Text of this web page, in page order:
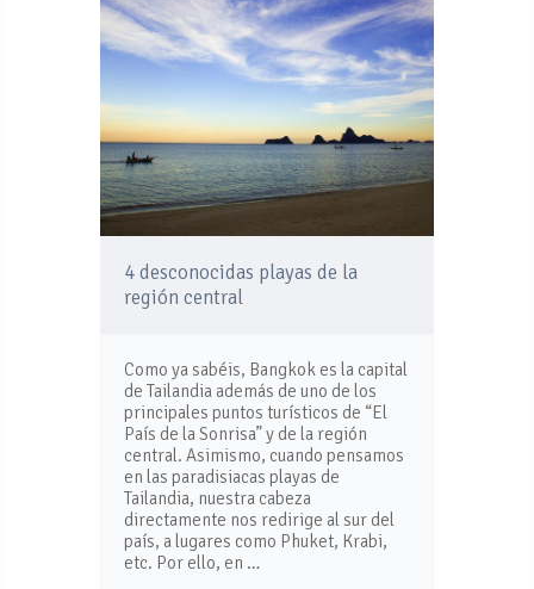
4 desconocidas playas de la
región central
Como ya sabéis, Bangkok es la capital
de Tailandia además de uno de los
principales puntos turísticos de “El
País de la Sonrisa” y de la región
central. Asimismo, cuando pensamos
en las paradisiacas playas de
Tailandia, nuestra cabeza
directamente nos redirige al sur del
país, a lugares como Phuket, Krabi,
etc. Por ello, en …